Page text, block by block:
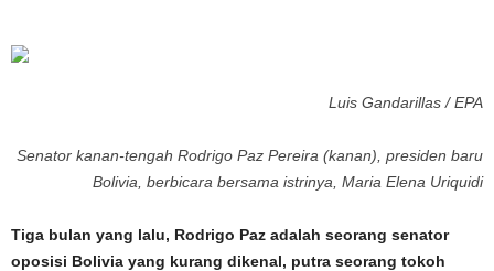
Luis Gandarillas / EPA
Senator kanan-tengah Rodrigo Paz Pereira (kanan), presiden baru
Bolivia, berbicara bersama istrinya, Maria Elena Uriquidi
Tiga bulan yang lalu, Rodrigo Paz adalah seorang senator
oposisi Bolivia yang kurang dikenal, putra seorang tokoh